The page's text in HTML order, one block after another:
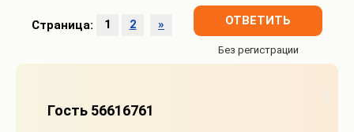
Страница: 1 2 » ОТВЕТИТЬ
Гость 56616761